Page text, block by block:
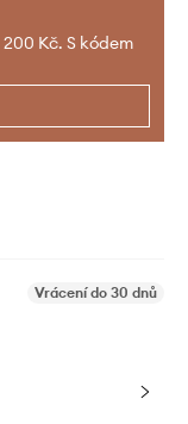
Kč. S kódem
Vrácení do 30 dnů